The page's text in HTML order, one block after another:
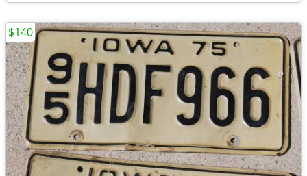
$140